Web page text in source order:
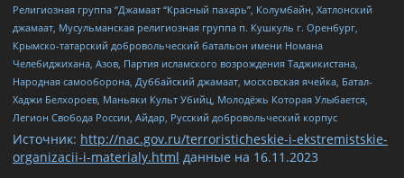
Религиозная группа “Джамаат “Красный пахарь”, Колумбайн, Хатлонский
джамаат, Мусульманская религиозная группа п. Кушкуль г. Оренбург,
Крымско-татарский добровольческий батальон имени Номана
Челебиджихана, Азов, Партия исламского возрождения Таджикистана,
Народная самооборона, Дуббайский джамаат, московская ячейка, Батал-
Хаджи Белхороев, Маньяки Культ Убийц, Молодёжь Которая Улыбается,
Легион Свобода России, Айдар, Русский добровольческий корпус
Источник: http://nac.gov.ru/terroristicheskie-i-ekstremistskie-
organizacii-i-materialy.html данные на 16.11.2023